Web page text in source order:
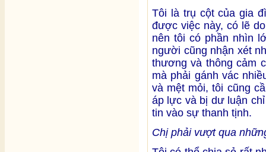
Tôi là trụ cột của gia
được việc này, có lẽ
nên tôi có phần nhìn
người cũng nhận xét
thương và thông cảm
mà phải gánh vác
và mệt mỏi, tôi cũng
áp lực và bị dư luận
tin vào sự thanh tịnh.
Chị phải vượt qua